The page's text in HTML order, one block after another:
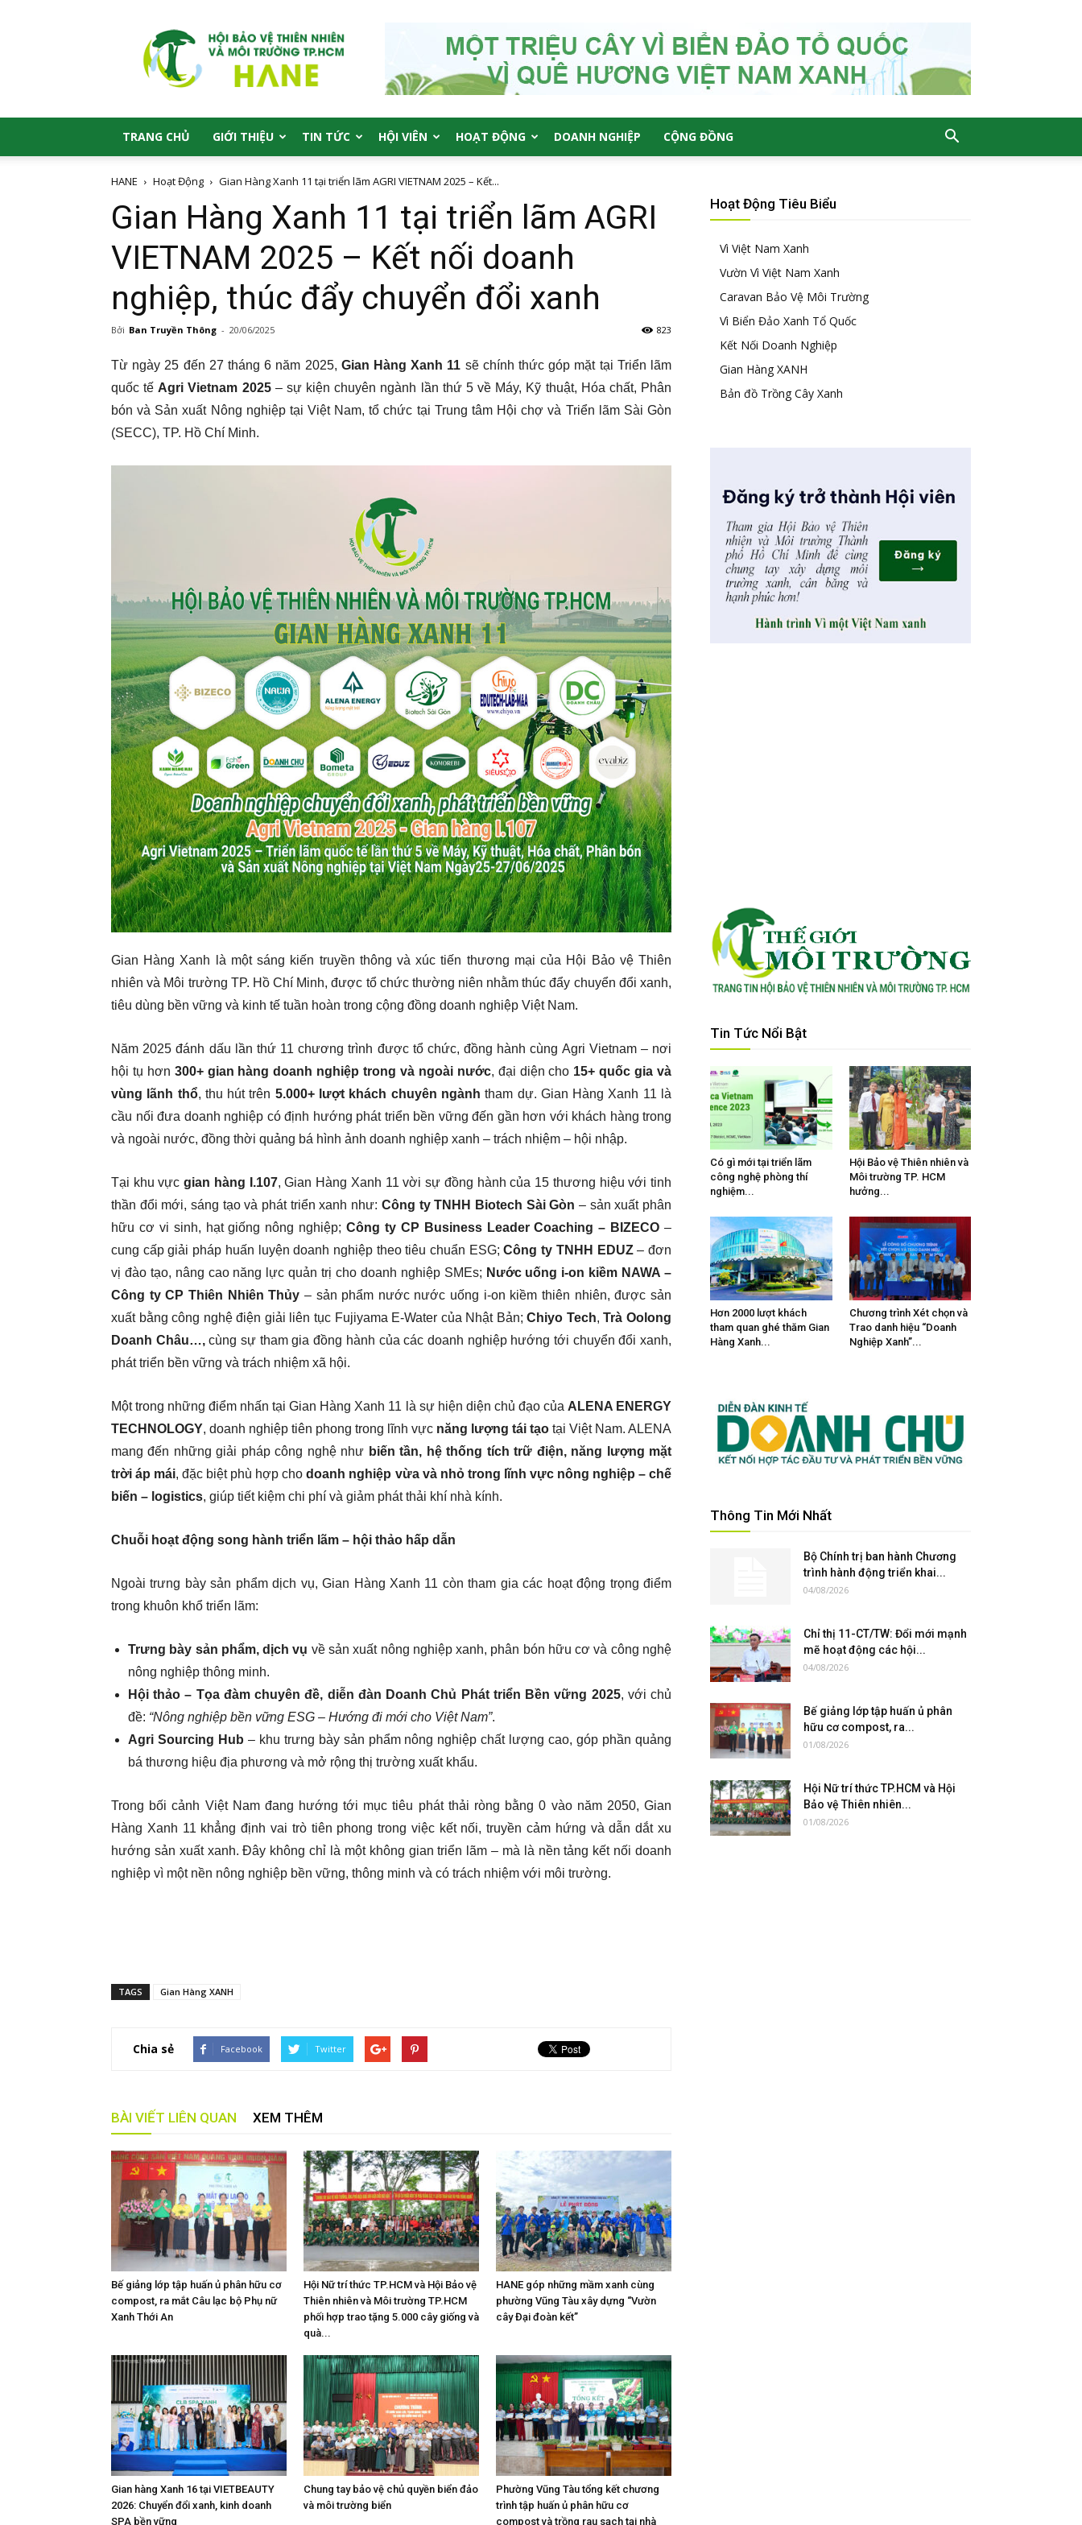
HANE
TRANG CHỦ GIỚI THIỆU TIN TỨC HỘI VIÊN HOẠT ĐỘNG DOANH NGHIỆP CỘNG ĐỒNG
HANE Hoạt Động Gian Hàng Xanh 11 tại triển lãm AGRI VIETNAM 2025 – Kết...
Gian Hàng Xanh 11 tại triển lãm AGRI
VIETNAM 2025 – Kết nối doanh
nghiệp, thúc đẩy chuyển đổi xanh
Bởi Ban Truyền Thông - 20/06/2025 823
Từ ngày 25 đến 27 tháng 6 năm 2025, Gian Hàng Xanh 11 sẽ chính thức góp mặt tại Triển lãm
quốc tế Agri Vietnam 2025– sự kiện chuyên ngành lần thứ 5 về Máy, Kỹ thuật, Hóa chất, Phân
bón và Sản xuất Nông nghiệp tại Việt Nam, tổ chức tại Trung tâm Hội chợ và Triển lãm Sài Gòn
(SECC), TP. Hồ Chí Minh.
Gian Hàng Xanh là một sáng kiến truyền thông và xúc tiến thương mại của Hội Bảo vệ Thiên
nhiên và Môi trường TP. Hồ Chí Minh, được tổ chức thường niên nhằm thúc đẩy chuyển đổi xanh,
tiêu dùng bền vững và kinh tế tuần hoàn trong cộng đồng doanh nghiệp Việt Nam.
Năm 2025 đánh dấu lần thứ 11 chương trình được tổ chức, đồng hành cùng Agri Vietnam – nơi
hội tụ hơn 300+ gian hàng doanh nghiệp trong và ngoài nước, đại diện cho 15+ quốc gia và
vùng lãnh thổ, thu hút trên 5.000+ lượt khách chuyên ngành tham dự. Gian Hàng Xanh 11 là
cầu nối đưa doanh nghiệp có định hướng phát triển bền vững đến gần hơn với khách hàng trong
và ngoài nước, đồng thời quảng bá hình ảnh doanh nghiệp xanh – trách nhiệm – hội nhập.
Tại khu vựcgian hàng I.107, Gian Hàng Xanh 11 vời sự đồng hành của 15 thương hiệu với tinh
thần đổi mới, sáng tạo và phát triển xanh như: Công ty TNHH Biotech Sài Gòn – sản xuất phân
hữu cơ vi sinh, hạt giống nông nghiệp; Công ty CP Business Leader Coaching – BIZECO –
cung cấp giải pháp huấn luyện doanh nghiệp theo tiêu chuẩn ESG;Công ty TNHH EDUZ– đơn
vị đào tạo, nâng cao năng lực quản trị cho doanh nghiệp SMEs; Nước uống i-on kiềm NAWA –
Công ty CP Thiên Nhiên Thủy – sản phẩm nước nước uống i-on kiềm thiên nhiên, được sản
xuất bằng công nghệ điện giải liên tục Fujiyama E-Water của Nhật Bản;Chiyo Tech,Trà Oolong
Doanh Châu…,cùng sự tham gia đồng hành của các doanh nghiệp hướng tới chuyển đổi xanh,
phát triển bền vững và trách nhiệm xã hội.
Một trong những điểm nhấn tại Gian Hàng Xanh 11 là sự hiện diện chủ đạo của ALENA ENERGY
TECHNOLOGY, doanh nghiệp tiên phong trong lĩnh vực năng lượng tái tạo tại Việt Nam. ALENA
mang đến những giải pháp công nghệ như biến tần, hệ thống tích trữ điện, năng lượng mặt
trời áp mái, đặc biệt phù hợp chodoanh nghiệp vừa và nhỏ trong lĩnh vực nông nghiệp – chế
biến – logistics, giúp tiết kiệm chi phí và giảm phát thải khí nhà kính.
Chuỗi hoạt động song hành triển lãm – hội thảo hấp dẫn
Ngoài trưng bày sản phẩm dịch vụ, Gian Hàng Xanh 11 còn tham gia các hoạt động trọng điểm
trong khuôn khổ triển lãm:
Trưng bày sản phẩm, dịch vụ về sản xuất nông nghiệp xanh, phân bón hữu cơ và công nghệ
nông nghiệp thông minh.
Hội thảo – Tọa đàm chuyên đề, diễn đàn Doanh Chủ Phát triển Bền vững 2025, với chủ
đề: “Nông nghiệp bền vững ESG – Hướng đi mới cho Việt Nam”.
Agri Sourcing Hub – khu trưng bày sản phẩm nông nghiệp chất lượng cao, góp phần quảng
bá thương hiệu địa phương và mở rộng thị trường xuất khẩu.
Trong bối cảnh Việt Nam đang hướng tới mục tiêu phát thải ròng bằng 0 vào năm 2050, Gian
Hàng Xanh 11 khẳng định vai trò tiên phong trong việc kết nối, truyền cảm hứng và dẫn dắt xu
hướng sản xuất xanh. Đây không chỉ là một không gian triển lãm – mà là nền tảng kết nối doanh
nghiệp vì một nền nông nghiệp bền vững, thông minh và có trách nhiệm với môi trường.
TAGS Gian Hàng XANH
Chia sẻ Facebook Twitter
BÀI VIẾT LIÊN QUAN XEM THÊM
Bế giảng lớp tập huấn ủ phân hữu cơ
compost, ra mắt Câu lạc bộ Phụ nữ
Xanh Thới An
Hội Nữ trí thức TP.HCM và Hội Bảo vệ
Thiên nhiên và Môi trường TP.HCM
phối hợp trao tặng 5.000 cây giống và
quà...
HANE góp những mầm xanh cùng
phường Vũng Tàu xây dựng “Vườn
cây Đại đoàn kết”
Gian hàng Xanh 16 tại VIETBEAUTY
2026: Chuyển đổi xanh, kinh doanh
SPA bền vững
Chung tay bảo vệ chủ quyền biển đảo
và môi trường biển
Phường Vũng Tàu tổng kết chương
trình tập huấn ủ phân hữu cơ
compost và trồng rau sạch tại nhà
Hoạt Động Tiêu Biểu
Vì Việt Nam Xanh
Vườn Vì Việt Nam Xanh
Caravan Bảo Vệ Môi Trường
Vì Biển Đảo Xanh Tổ Quốc
Kết Nối Doanh Nghiệp
Gian Hàng XANH
Bản đồ Trồng Cây Xanh
Tin Tức Nổi Bật
Có gì mới tại triển lãm
công nghệ phòng thí
nghiệm...
Hội Bảo vệ Thiên nhiên và
Môi trường TP. HCM
hưởng...
Hơn 2000 lượt khách
tham quan ghé thăm Gian
Hàng Xanh...
Chương trình Xét chọn và
Trao danh hiệu “Doanh
Nghiệp Xanh”...
Thông Tin Mới Nhất
Bộ Chính trị ban hành Chương
trình hành động triển khai...
04/08/2026
Chỉ thị 11-CT/TW: Đổi mới mạnh
mẽ hoạt động các hội...
04/08/2026
Bế giảng lớp tập huấn ủ phân
hữu cơ compost, ra...
01/08/2026
Hội Nữ trí thức TP.HCM và Hội
Bảo vệ Thiên nhiên...
01/08/2026